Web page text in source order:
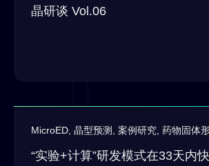
晶研谈 Vol.06
MicroED 晶型预测 案例研究 药物固体
“实验+计算”研发模式在33天内